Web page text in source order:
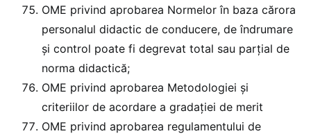
OME privind aprobarea Normelor în baza cărora
personalul didactic de conducere, de îndrumare
şi control poate fi degrevat total sau parţial de
norma didactică;
OME privind aprobarea Metodologiei şi
criteriilor de acordare a gradaţiei de merit
OME privind aprobarea regulamentului de